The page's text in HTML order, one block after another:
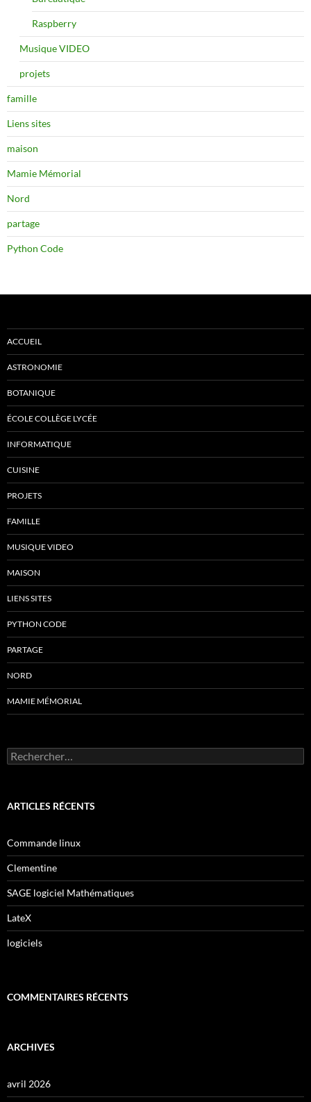
Raspberry
Musique VIDEO
projets
famille
Liens sites
maison
Mamie Mémorial
Nord
partage
Python Code
ACCUEIL
ASTRONOMIE
BOTANIQUE
ÉCOLE COLLÈGE LYCÉE
INFORMATIQUE
CUISINE
PROJETS
FAMILLE
MUSIQUE VIDEO
MAISON
LIENS SITES
PYTHON CODE
PARTAGE
NORD
MAMIE MÉMORIAL
Rechercher :
ARTICLES RÉCENTS
Commande linux
Clementine
SAGE logiciel Mathématiques
LateX
logiciels
COMMENTAIRES RÉCENTS
ARCHIVES
avril 2026